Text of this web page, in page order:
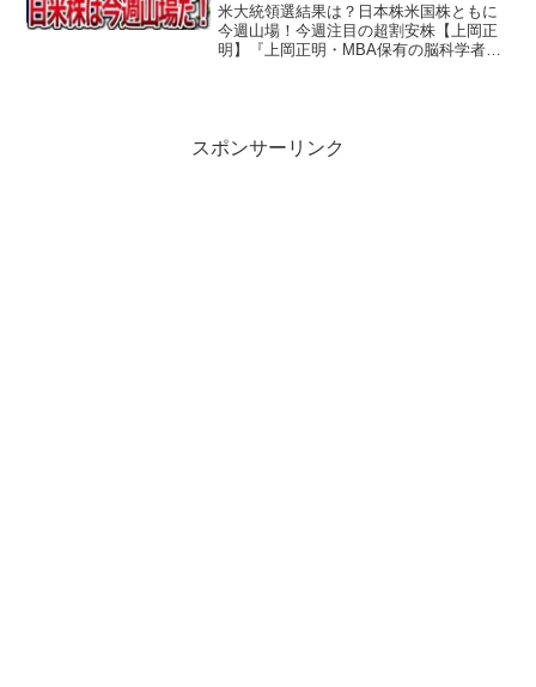
米大統領選結果は？日本株米国株ともに
今週山場！今週注目の超割安株【上岡正
明】『上岡正明・MBA保有の脳科学者』
スポンサーリンク